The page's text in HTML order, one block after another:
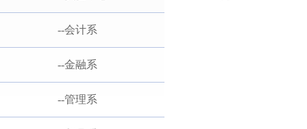
--会计系
--金融系
--管理系